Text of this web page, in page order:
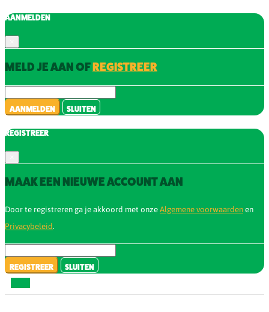
AANMELDEN
MELD JE AAN OFREGISTREER
AANMELDEN SLUITEN
REGISTREER
MAAK EEN NIEUWE ACCOUNT AAN
Door te registreren ga je akkoord met onze Algemene voorwaarden en
Privacybeleid.
REGISTREER SLUITEN